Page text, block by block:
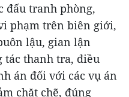
đấu tranh phòng,
phạm trên biên giới,
lậu, gian lận
tác thanh tra, điều
án đối với các vụ án
chặt chẽ, đúng